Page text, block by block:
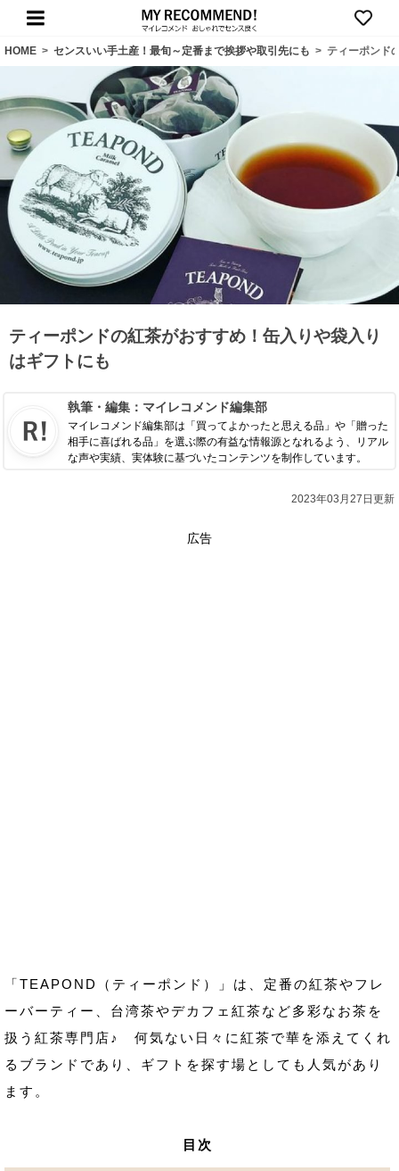
HOME > センスいい手土産！最旬～定番まで挨拶や取引先にも > ティーポンド
ティーポンドの紅茶がおすすめ！缶入りや袋入り
はギフトにも
執筆・編集： マイレコメンド編集部
マイレコメンド編集部は「買ってよかったと思える品」や「贈った
相手に喜ばれる品」を選ぶ際の有益な情報源となれるよう、リアル
な声や実績、実体験に基づいたコンテンツを制作しています。
2023年03月27日更新
広告
「TEAPOND（ティーポンド）」は、定番の紅茶やフレ
ーバーティー、台湾茶やデカフェ紅茶など多彩なお茶を
扱う紅茶専門店♪ 何気ない日々に紅茶で華を添えてくれ
るブランドであり、ギフトを探す場としても人気があり
ます。
目次